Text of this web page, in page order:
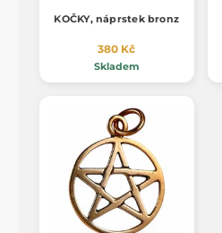
KOČKY, náprstek bronz
380 Kč
Skladem